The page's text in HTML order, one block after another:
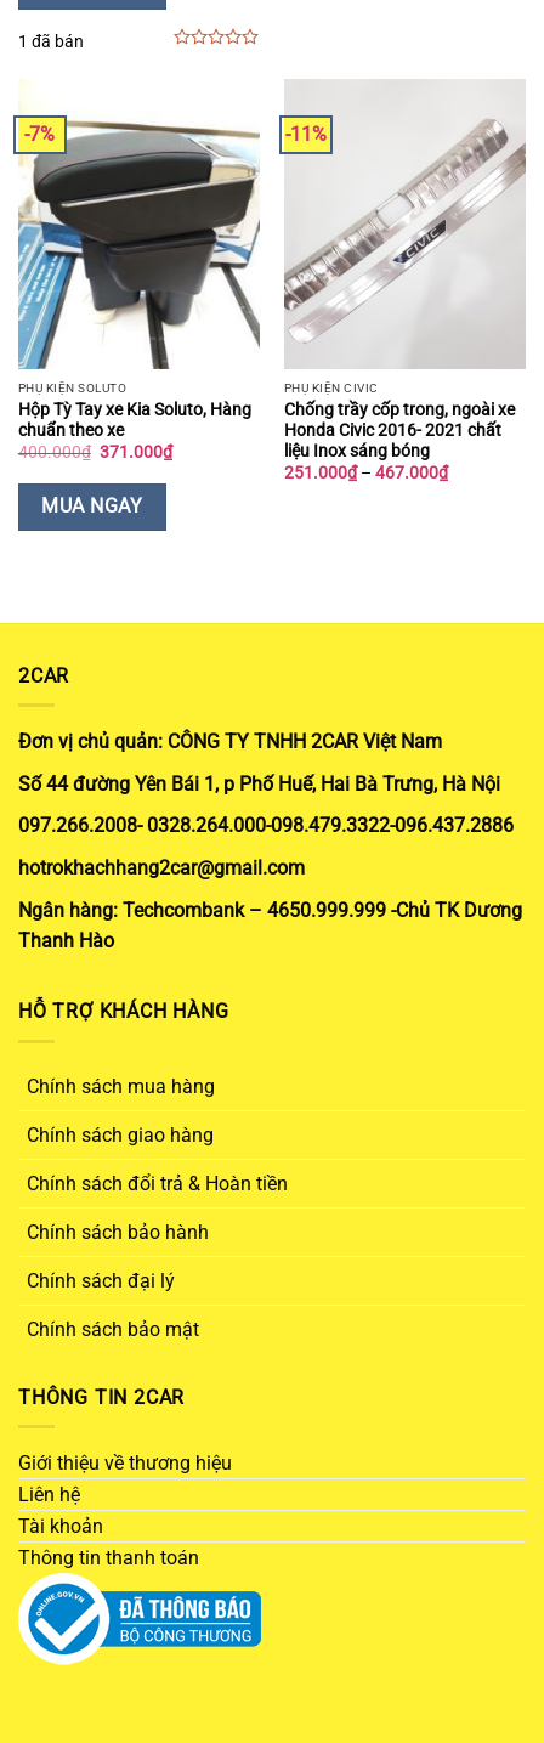
1 đã bán
-7%
PHỤ KIỆN SOLUTO
Hộp Tỳ Tay xe Kia Soluto, Hàng
chuẩn theo xe
400.000₫ Giá
là:
400.000₫.
371.000₫Giá
hiện
MUA NGAY
-11%
PHỤ KIỆN CIVIC
Chống trầy cốp trong, ngoài xe
Honda Civic 2016- 2021 chất
liệu Inox sáng bóng
251.000₫ – 467.000₫Khoảng
giá:
2CAR
Đơn vị chủ quản: CÔNG TY TNHH 2CAR Việt Nam
Số 44 đường Yên Bái 1, p Phố Huế, Hai Bà Trưng, Hà Nội
097.266.2008- 0328.264.000-098.479.3322-096.437.2886
hotrokhachhang2car@gmail.com
Ngân hàng: Techcombank – 4650.999.999 -Chủ TK Dương
Thanh Hào
HỖ TRỢ KHÁCH HÀNG
Chính sách mua hàng
Chính sách giao hàng
Chính sách đổi trả & Hoàn tiền
Chính sách bảo hành
Chính sách đại lý
Chính sách bảo mật
THÔNG TIN 2CAR
Giới thiệu về thương hiệu
Liên hệ
Tài khoản
Thông tin thanh toán